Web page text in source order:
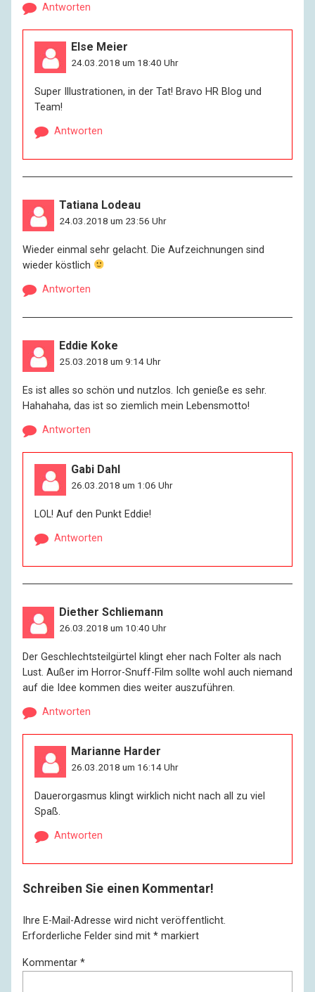
Antworten
Else Meier
24.03.2018 um 18:40 Uhr
Super Illustrationen, in der Tat! Bravo HR Blog und
Team!
Antworten
Tatiana Lodeau
24.03.2018 um 23:56 Uhr
Wieder einmal sehr gelacht. Die Aufzeichnungen sind
wieder köstlich
Antworten
Eddie Koke
25.03.2018 um 9:14 Uhr
Es ist alles so schön und nutzlos. Ich genieße es sehr.
Hahahaha, das ist so ziemlich mein Lebensmotto!
Antworten
Gabi Dahl
26.03.2018 um 1:06 Uhr
LOL! Auf den Punkt Eddie!
Antworten
Diether Schliemann
26.03.2018 um 10:40 Uhr
Der Geschlechtsteilgürtel klingt eher nach Folter als nach
Lust. Außer im Horror-Snuff-Film sollte wohl auch niemand
auf die Idee kommen dies weiter auszuführen.
Antworten
Marianne Harder
26.03.2018 um 16:14 Uhr
Dauerorgasmus klingt wirklich nicht nach all zu viel
Spaß.
Antworten
Schreiben Sie einen Kommentar!
Ihre E-Mail-Adresse wird nicht veröffentlicht.
Erforderliche Felder sind mit * markiert
Kommentar *